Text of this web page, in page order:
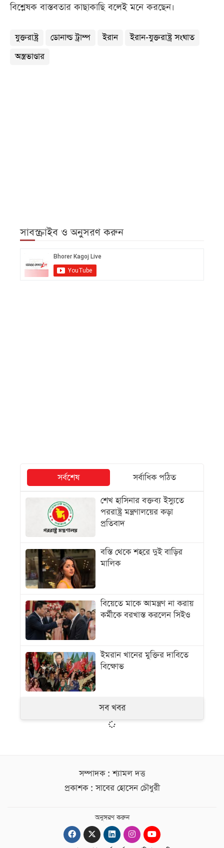
বিশ্লেষক বাস্তবতার কাছাকাছি বলেই মনে করছেন।
যুক্তরাষ্ট্র ডোনাল্ড ট্রাম্প ইরান
ইরান-যুক্তরাষ্ট্র সংঘাত
অস্ত্রভাণ্ডার
সাবস্ক্রাইব ও অনুসরণ করুন
সর্বশেষ
সর্বাধিক পঠিত
শেখ হাসিনার বক্তব্য ইস্যুতে
পররাষ্ট্র মন্ত্রণালয়ের কড়া
প্রতিবাদ
বস্তি থেকে শহরে দুই বাড়ির
মালিক
বিয়েতে মাকে আমন্ত্রণ না করায়
কর্মীকে বরখাস্ত করলেন সিইও
ইমরান খানের মুক্তির দাবিতে
বিক্ষোভ
সব খবর
সম্পাদক : শ্যামল দত্ত
প্রকাশক : সাবের হোসেন চৌধুরী
অনুসরণ করুন